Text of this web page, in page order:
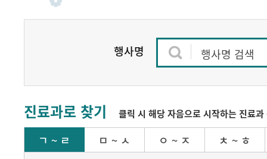
행사명 행사명 검색
진료과로 찾기 클릭 시 해당 자음으로 시작하는 진료
ㄱ ~ ㄹ ㅁ ~ ㅅ ㅇ ~ ㅈ ㅊ ~ ㅎ